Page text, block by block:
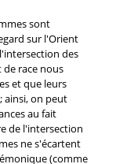
sont
sur l'Orient
des
de race nous
et que leurs
ainsi, on peut
au fait
de l'intersection
ne s'écartent
(comme